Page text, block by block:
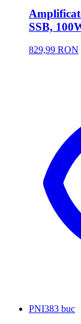
SSB,
829,99 RON
PNI383 buc